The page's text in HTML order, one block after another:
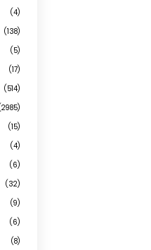
(4)
(138)
(5)
(17)
(514)
(15)
(4)
(6)
(32)
(9)
(6)
(8)